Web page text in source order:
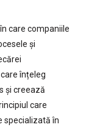
care companiile
și
înțeleg
și creează
care
specializată în